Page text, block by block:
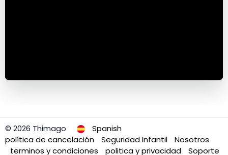
© 2026 Thimago
Spanish
política de cancelación
Seguridad Infantil
Nosotros
terminos y condiciones
politica y privacidad Soporte